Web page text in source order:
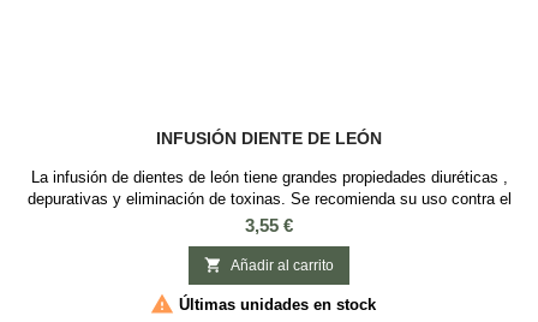
INFUSIÓN DIENTE DE LEÓN
La infusión de dientes de león tiene grandes propiedades diuréticas ,
depurativas y eliminación de toxinas. Se recomienda su uso contra el
colesterol, ácido úrico, gota, diabetes. Se recomienda tomar esta
infusión en primavera para eliminar las toxinas acumuladas durante el
invierno, ya que según la medicina tradicional China, esta es la
estación ideal...
Precio
3,55 €
 Añadir al carrito
 Últimas unidades en stock